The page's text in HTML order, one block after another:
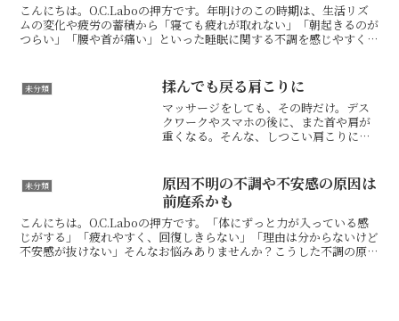
こんにちは。O.C.Laboの押方です。年明けのこの時期は、生活リズ
ムの変化や疲労の蓄積から「寝ても疲れが取れない」「朝起きるのが
つらい」「腰や首が痛い」といった睡眠に関する不調を感じやすくな
未分類 揉んでも戻る肩こりに
マッサージをしても、その時だけ。デス
クワークやスマホの後に、また首や肩が
重くなる。そんな、しつこい肩こりに悩
かし、何度も戻ってしまう場合、肩その
ものよりも「肩甲骨・肋骨...
未分類
原因不明の不調や不安感の原因は
前庭系かも
こんにちは。O.C.Laboの押方です。「体にずっと力が入っている感
じがする」「疲れやすく、回復しきらない」「理由は分からないけど
不安感が抜けない」そんなお悩みありませんか？こうした不調の原因